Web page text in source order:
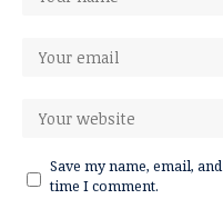
Save my name, email,
time I comment.